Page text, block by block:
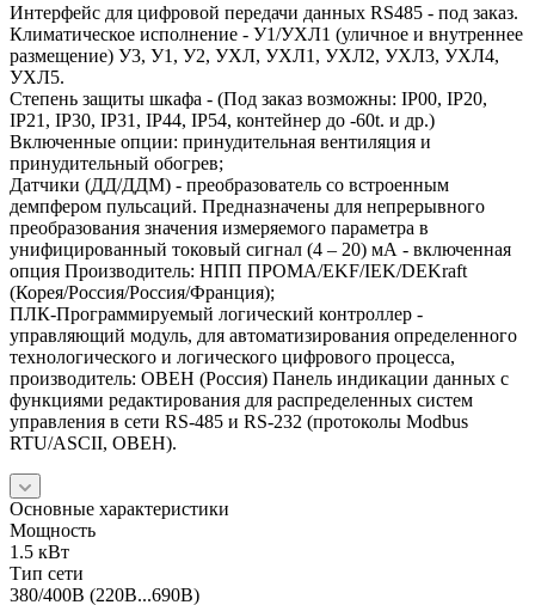
Интерфейс для цифровой передачи данных RS485 - под заказ.
Климатическое исполнение - У1/УХЛ1 (уличное и внутреннее
размещение) У3, У1, У2, УХЛ, УХЛ1, УХЛ2, УХЛ3, УХЛ4,
УХЛ5.
Степень защиты шкафа - (Под заказ возможны: IP00, IP20,
IP21, IP30, IP31, IP44, IP54, контейнер до -60t. и др.)
Включенные опции: принудительная вентиляция и
принудительный обогрев;
Датчики (ДД/ДДМ) - преобразователь со встроенным
демпфером пульсаций. Предназначены для непрерывного
преобразования значения измеряемого параметра в
унифицированный токовый сигнал (4 – 20) мА - включенная
опция Производитель: НПП ПРОМА/EKF/IEK/DEKraft
(Корея/Россия/Россия/Франция);
ПЛК-Программируемый логический контроллер -
управляющий модуль, для автоматизирования определенного
технологического и логического цифрового процесса,
производитель: ОВЕН (Россия) Панель индикации данных с
функциями редактирования для распределенных систем
управления в сети RS-485 и RS-232 (протоколы Modbus
RTU/ASCII, ОВЕН).
Основные характеристики
Мощность
1.5 кВт
Тип сети
380/400В (220В...690В)